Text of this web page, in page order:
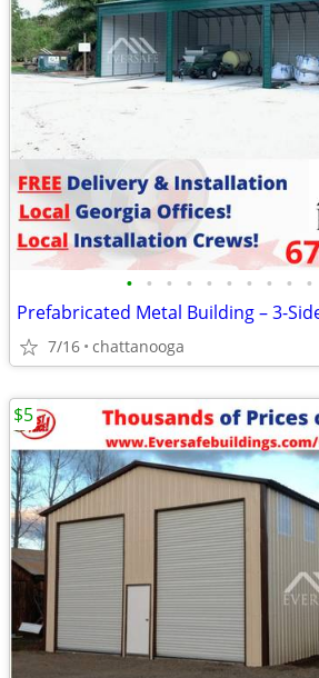
• • • • • • • • • •
Prefabricated Metal Building – 3-
7/16 chattanooga
$5